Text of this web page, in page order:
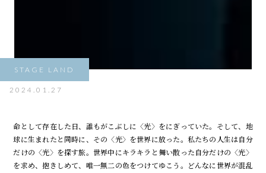
STAGE LAND
2024.01.27
命として存在した日、誰もがこぶしに〈光〉をにぎっていた。そして、地
球に生まれたと同時に、その〈光〉を世界に放った。私たちの人生は自分
だけの〈光〉を探す旅。世界中にキラキラと舞い散った自分だけの〈光〉
を求め、抱きしめて、唯一無二の色をつけてゆこう。どんなに世界が混乱